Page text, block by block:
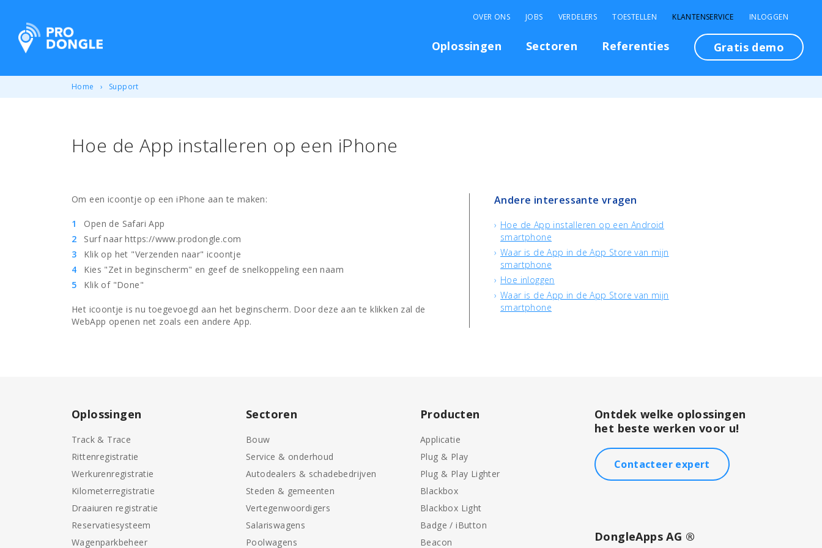
ProDongle Track & Trace
Oplossingen Sectoren Referenties Gratis demo
OVER ONS JOBS VERDELERS TOESTELLEN KLANTENSERVICE INLOGGEN
Home Support
Hoe de App installeren op een iPhone
Om een icoontje op een iPhone aan te maken:
Open de Safari App
Surf naar https://www.prodongle.com
Klik op het "Verzenden naar" icoontje
Kies "Zet in beginscherm" en geef de snelkoppeling een naam
Klik of "Done"
Het icoontje is nu toegevoegd aan het beginscherm. Door deze aan te klikken zal de
WebApp openen net zoals een andere App.
Andere interessante vragen
Hoe de App installeren op een Android
smartphone
Waar is de App in de App Store van mijn
smartphone
Hoe inloggen
Waar is de App in de App Store van mijn
smartphone
Oplossingen
Track & Trace
Rittenregistratie
Werkurenregistratie
Kilometerregistratie
Draaiuren registratie
Reservatiesysteem
Wagenparkbeheer
Sectoren
Bouw
Service & onderhoud
Autodealers & schadebedrijven
Steden & gemeenten
Vertegenwoordigers
Salariswagens
Poolwagens
Producten
Applicatie
Plug & Play
Plug & Play Lighter
Blackbox
Blackbox Light
Badge / iButton
Beacon
Ontdek welke oplossingen
het beste werken voor u!
Contacteer expert
DongleApps AG ®